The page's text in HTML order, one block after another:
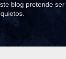
blog pretende